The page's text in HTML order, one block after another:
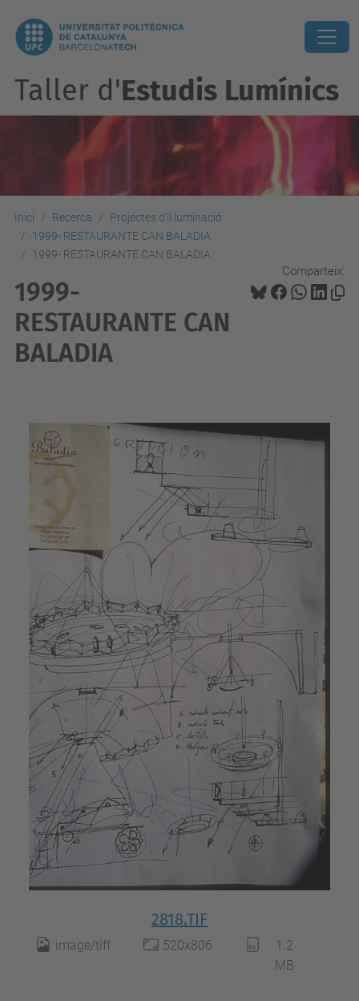
Taller d'Estudis Lumínics
Inici Recerca
Projectes d'il·luminació
1999- RESTAURANTE CAN BALADIA
1999- RESTAURANTE CAN BALADIA
Comparteix:
1999-
RESTAURANTE CAN
BALADIA
2818.TIF
image/tiff 520x806
1.2
MB